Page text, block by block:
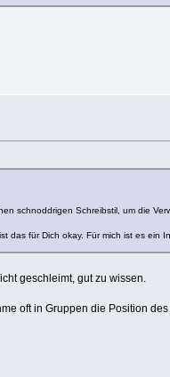
schnoddrigen Schreibstil, um die
das für Dich okay. Für mich ist es ein
geschleimt, gut zu wissen.
oft in Gruppen die Position